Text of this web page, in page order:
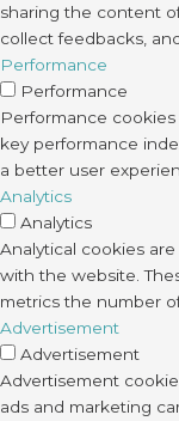
sharing the content
collect feedbacks,
Performance
Performance
Performance
key performance
a better user
Analytics
Analytics
Analytical cookies
with the website.
metrics the number
Advertisement
Advertisement
Advertisement
ads and marketing